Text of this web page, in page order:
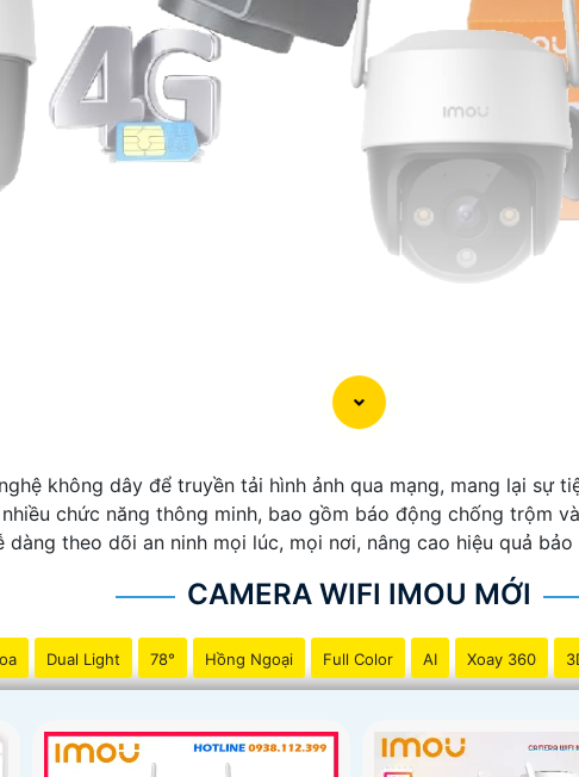
không dây để truyền tải hình ảnh qua mạng, mang lại sự
chức năng thông minh, bao gồm báo động chống trộm
theo dõi an ninh mọi lúc, mọi nơi, nâng cao hiệu quả
CAMERA WIFI IMOU MỚI
Dual Light 78° Hồng Ngoại Full Color AI Xoay 360